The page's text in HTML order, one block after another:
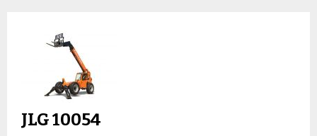
JLG 10054